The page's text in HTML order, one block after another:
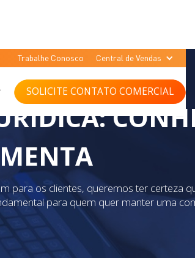
Trabalhe Conosco Central de Vendas
SOLICITE CONTATO COMERCIAL
para os clientes, queremos ter certeza
para quem quer manter uma